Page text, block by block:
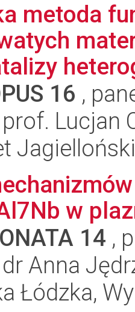
metoda
16 ,
Lucjan
w
14 ,
Anna
Łódzka,